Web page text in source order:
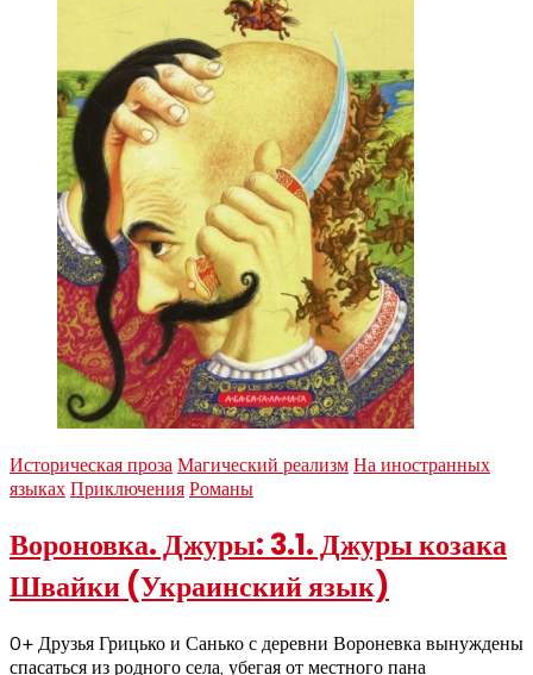
Историческая проза Магический реализм На иностранных
языках Приключения Романы
Вороновка. Джуры: 3.1. Джуры козака
Швайки (Украинский язык)
0+ Друзья Грицько и Санько с деревни Вороневка вынуждены
спасаться из родного села, убегая от местного пана